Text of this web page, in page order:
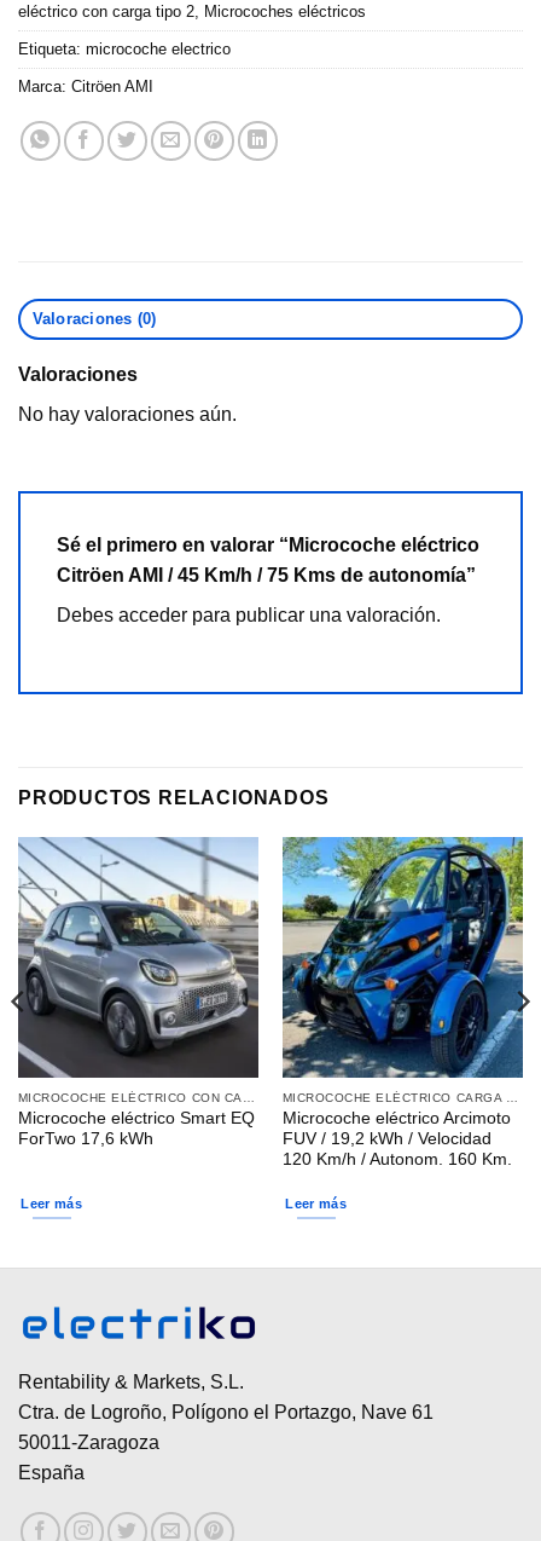
eléctrico con carga tipo 2, Microcoches eléctricos
Etiqueta: microcoche electrico
Marca: Citröen AMI
Valoraciones (0)
Valoraciones
No hay valoraciones aún.
Sé el primero en valorar “Microcoche eléctrico
Citröen AMI / 45 Km/h / 75 Kms de autonomía”
Debes acceder para publicar una valoración.
PRODUCTOS RELACIONADOS
Microcoche eléctrico Smart EQ
ForTwo 17,6 kWh
Leer más
Microcoche eléctrico Arcimoto
FUV / 19,2 kWh / Velocidad
120 Km/h / Autonom. 160 Km.
Leer más
Rentability & Markets, S.L.
Ctra. de Logroño, Polígono el Portazgo, Nave 61
50011-Zaragoza
España